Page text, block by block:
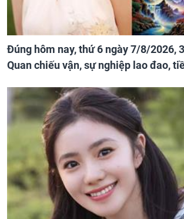
Đúng hôm nay, thứ 6 ngày 7/8/2026,
Quan chiếu vận, sự nghiệp lao đao,